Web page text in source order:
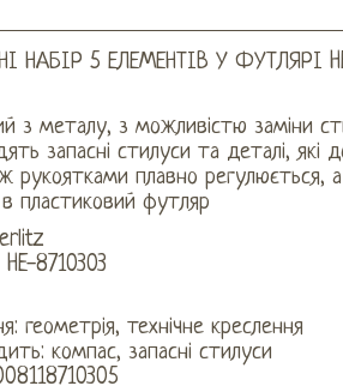
НАБІР 5 ЕЛЕМЕНТІВ У ФУТЛЯРІ
з металу, з можливістю заміни
запасні стилуси та деталі,
рукоятками плавно регулюється,
пластиковий футляр
8710303
геометрія, технічне креслення
компас, запасні стилуси